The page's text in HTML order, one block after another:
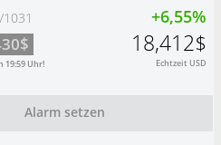
19:59Uhr!
+6,55%
18,412$
Echtzeit USD
Alarm setzen